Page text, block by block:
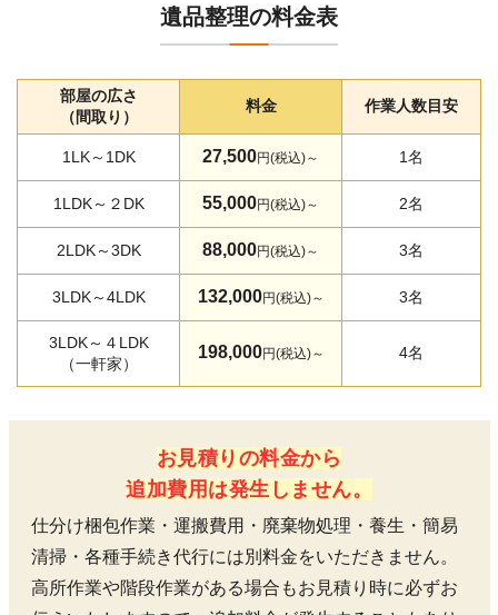
遺品整理の料金表
部屋の広さ
（間取り）
料金 作業人数目安
1LK～1DK 27,500円(税込)～ 1名
1LDK～２DK 55,000円(税込)～ 2名
2LDK～3DK 88,000円(税込)～ 3名
3LDK～4LDK 132,000円(税込)～ 3名
3LDK～４LDK
（一軒家）
198,000円(税込)～ 4名
お見積りの料金から
追加費用は発生しません。
仕分け梱包作業・運搬費用・廃棄物処理・養生・簡易
清掃・各種手続き代行には別料金をいただきません。
高所作業や階段作業がある場合もお見積り時に必ずお